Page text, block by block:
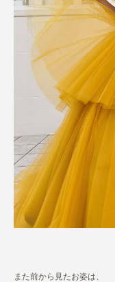
また前から見たお姿は、